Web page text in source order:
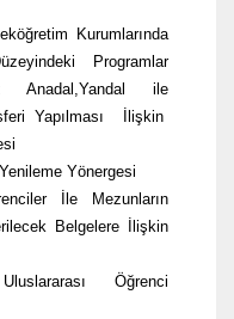
Kurumlarında
Programlar
Anadal,Yandal ile
Yapılması İlişkin
Yönergesi
İle Mezunların
Belgelere İlişkin
Öğrenci